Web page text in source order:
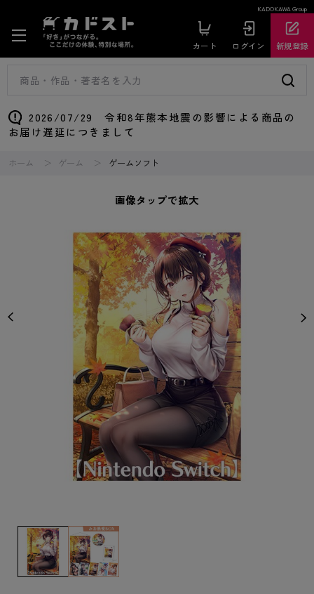
KADOKAWA Group
カート ログイン 新規登録
2026/07/29 令和8年熊本地震の影響による商品の
お届け遅延につきまして
ホーム ゲーム ゲームソフト
画像タップで拡大